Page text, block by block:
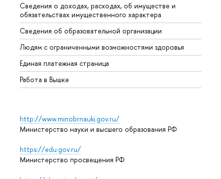
Сведения о доходах, расходах, об имуществе и
обязательствах имущественного характера
Сведения об образовательной организации
Людям с ограниченными возможностями здоровья
Единая платежная страница
Работа в Вышке
http://www.minobrnauki.gov.ru/
Министерство науки и высшего образования РФ
https://edu.gov.ru/
Министерство просвещения РФ